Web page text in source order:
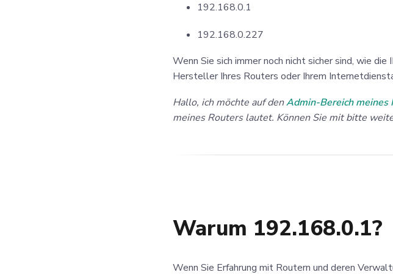
192.168.0.1
192.168.0.227
Wenn Sie sich immer noch nicht sicher sind, wie
Hersteller Ihres Routers oder Ihrem
Hallo, ich möchte auf denAdmin-Bereich meines
meines Routers lautet. Können Sie mit bitte
Warum 192.168.0.1?
Wenn Sie Erfahrung mit Routern und deren